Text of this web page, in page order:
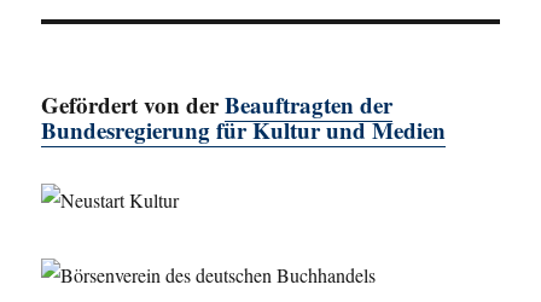
Gefördert von derBeauftragten der
Bundesregierung für Kultur und Medien